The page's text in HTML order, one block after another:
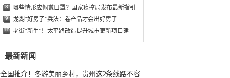
8 哪些情形应佩戴口罩？国家疾控局发布最新指引
9 龙湖“好房子”兵法：卷产品才会出好房子
10 老街“新生”！太平路改造提升城市更新项目建
最新新闻
全国推介！冬游美丽乡村，贵州这2条线路不容